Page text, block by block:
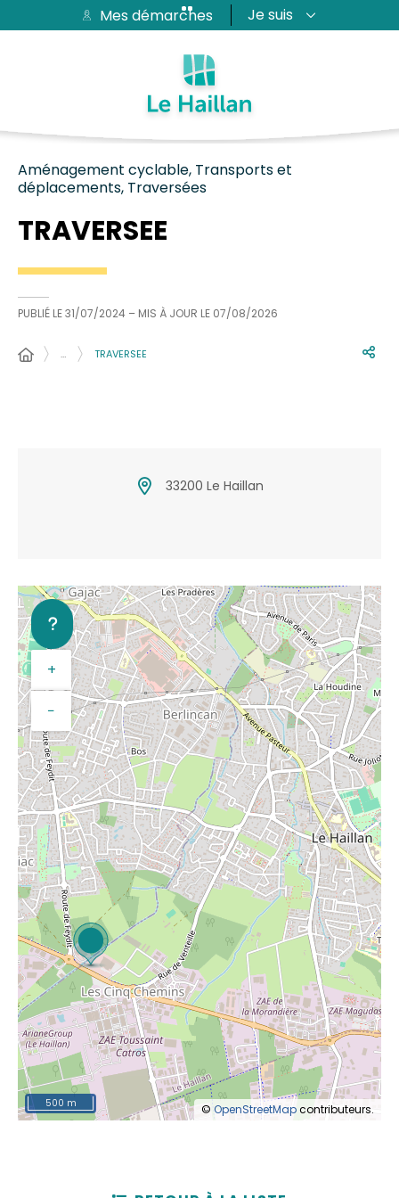
Aide et accessibilité
Passer au menu
Passer au contenuMes démarches Je suis
Aménagement cyclable, Transports et
déplacements, Traversées
TRAVERSEE
PUBLIÉ LE31/07/2024 – MIS À JOUR LE 07/08/2026
… TRAVERSEE
33200 Le Haillan
+
−
© OpenStreetMapcontributeurs.
500 m